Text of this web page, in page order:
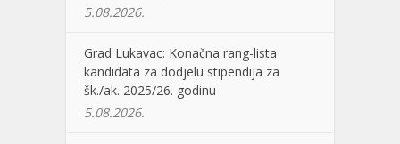
5.08.2026.
Grad Lukavac: Konačna rang-lista
kandidata za dodjelu stipendija za
šk./ak. 2025/26. godinu
5.08.2026.